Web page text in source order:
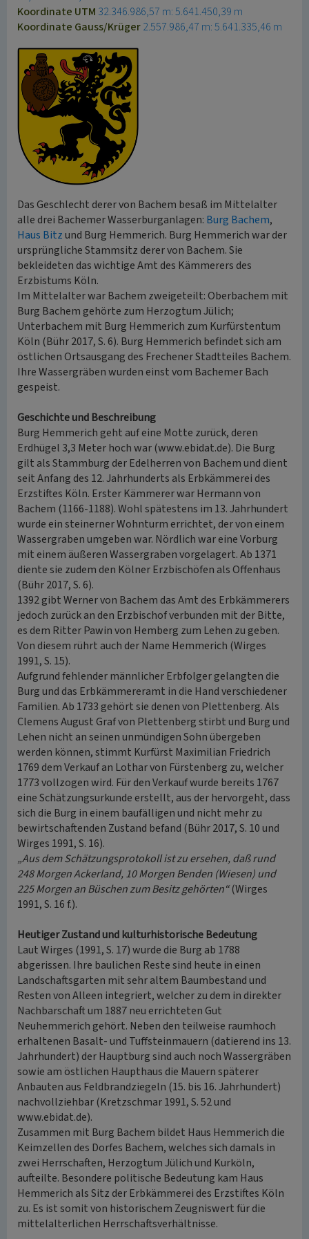
Koordinate UTM 32.346.986,57 m: 5.641.450,39 m
Koordinate Gauss/Krüger2.557.986,47 m: 5.641.335,46 m
Das Geschlecht derer von Bachem besaß im Mittelalter
alle drei Bachemer Wasserburganlagen: Burg Bachem,
Haus Bitzund Burg Hemmerich. Burg Hemmerich war der
ursprüngliche Stammsitz derer von Bachem. Sie
bekleideten das wichtige Amt des Kämmerers des
Erzbistums Köln.
Im Mittelalter war Bachem zweigeteilt: Oberbachem mit
Burg Bachem gehörte zum Herzogtum Jülich;
Unterbachem mit Burg Hemmerich zum Kurfürstentum
Köln (Bühr 2017, S. 6). Burg Hemmerich befindet sich am
östlichen Ortsausgang des Frechener Stadtteiles Bachem.
Ihre Wassergräben wurden einst vom Bachemer Bach
gespeist.
Geschichte und Beschreibung
Burg Hemmerich geht auf eine Motte zurück, deren
Erdhügel 3,3 Meter hoch war (www.ebidat.de). Die Burg
gilt als Stammburg der Edelherren von Bachem und dient
seit Anfang des 12. Jahrhunderts als Erbkämmerei des
Erzstiftes Köln. Erster Kämmerer war Hermann von
Bachem (1166-1188). Wohl spätestens im 13. Jahrhundert
wurde ein steinerner Wohnturm errichtet, der von einem
Wassergraben umgeben war. Nördlich war eine Vorburg
mit einem äußeren Wassergraben vorgelagert. Ab 1371
diente sie zudem den Kölner Erzbischöfen als Offenhaus
(Bühr 2017, S. 6).
1392 gibt Werner von Bachem das Amt des Erbkämmerers
jedoch zurück an den Erzbischof verbunden mit der Bitte,
es dem Ritter Pawin von Hemberg zum Lehen zu geben.
Von diesem rührt auch der Name Hemmerich (Wirges
1991, S. 15).
Aufgrund fehlender männlicher Erbfolger gelangten die
Burg und das Erbkämmereramt in die Hand verschiedener
Familien. Ab 1733 gehört sie denen von Plettenberg. Als
Clemens August Graf von Plettenberg stirbt und Burg und
Lehen nicht an seinen unmündigen Sohn übergeben
werden können, stimmt Kurfürst Maximilian Friedrich
1769 dem Verkauf an Lothar von Fürstenberg zu, welcher
1773 vollzogen wird. Für den Verkauf wurde bereits 1767
eine Schätzungsurkunde erstellt, aus der hervorgeht, dass
sich die Burg in einem baufälligen und nicht mehr zu
bewirtschaftenden Zustand befand (Bühr 2017, S. 10 und
Wirges 1991, S. 16).
„Aus dem Schätzungsprotokoll ist zu ersehen, daß rund
248 Morgen Ackerland, 10 Morgen Benden (Wiesen) und
225 Morgen an Büschen zum Besitz gehörten“(Wirges
1991, S. 16 f.).
Heutiger Zustand und kulturhistorische Bedeutung
Laut Wirges (1991, S. 17) wurde die Burg ab 1788
abgerissen. Ihre baulichen Reste sind heute in einen
Landschaftsgarten mit sehr altem Baumbestand und
Resten von Alleen integriert, welcher zu dem in direkter
Nachbarschaft um 1887 neu errichteten Gut
Neuhemmerich gehört. Neben den teilweise raumhoch
erhaltenen Basalt- und Tuffsteinmauern (datierend ins 13.
Jahrhundert) der Hauptburg sind auch noch Wassergräben
sowie am östlichen Haupthaus die Mauern späterer
Anbauten aus Feldbrandziegeln (15. bis 16. Jahrhundert)
nachvollziehbar (Kretzschmar 1991, S. 52 und
www.ebidat.de).
Zusammen mit Burg Bachem bildet Haus Hemmerich die
Keimzellen des Dorfes Bachem, welches sich damals in
zwei Herrschaften, Herzogtum Jülich und Kurköln,
aufteilte. Besondere politische Bedeutung kam Haus
Hemmerich als Sitz der Erbkämmerei des Erzstiftes Köln
zu. Es ist somit von historischem Zeugniswert für die
mittelalterlichen Herrschaftsverhältnisse.